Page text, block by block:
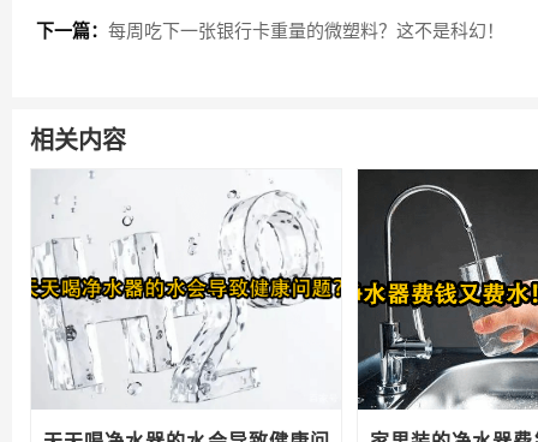
下一篇： 每周吃下一张银行卡重量的微塑料？这不是科幻！
相关内容